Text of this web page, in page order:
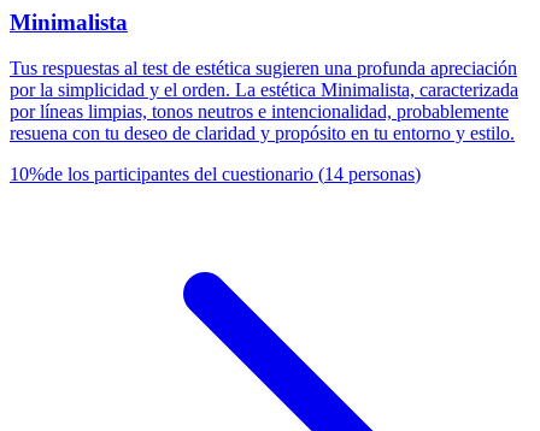
Minimalista
Tus respuestas al test de estética sugieren una profunda apreciación
por la simplicidad y el orden. La estética Minimalista, caracterizada
por líneas limpias, tonos neutros e intencionalidad, probablemente
resuena con tu deseo de claridad y propósito en tu entorno y estilo.
10%de los participantes del cuestionario (14 personas)